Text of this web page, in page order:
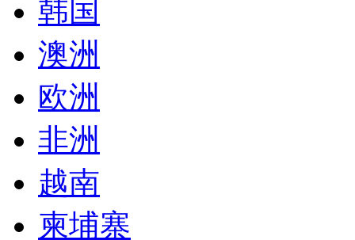
韩国
澳洲
欧洲
非洲
越南
柬埔寨